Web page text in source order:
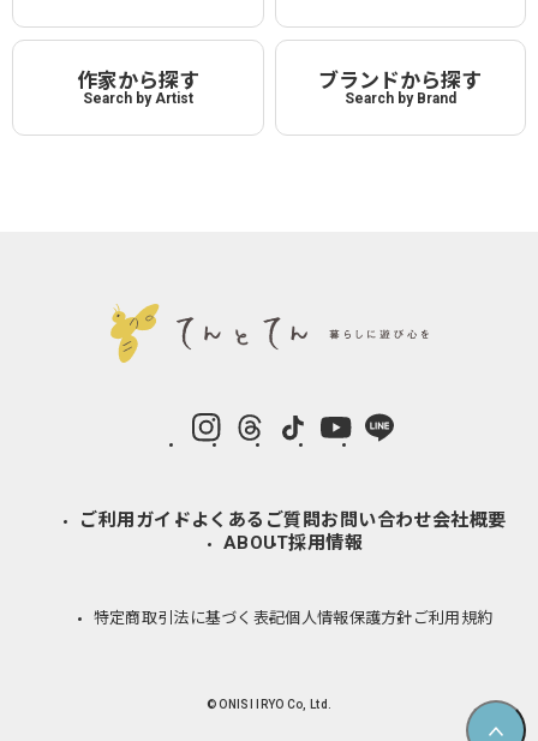
作家から探す
Search by Artist
ブランドから探す
Search by Brand
instagramThreads LINE
ご利用ガイドよくあるご質問 お問い合わせ会社概要
ABOUT採用情報
特定商取引法に基づく表記個人情報保護方針 ご利用規約
© ONISI IRYO Co, Ltd.